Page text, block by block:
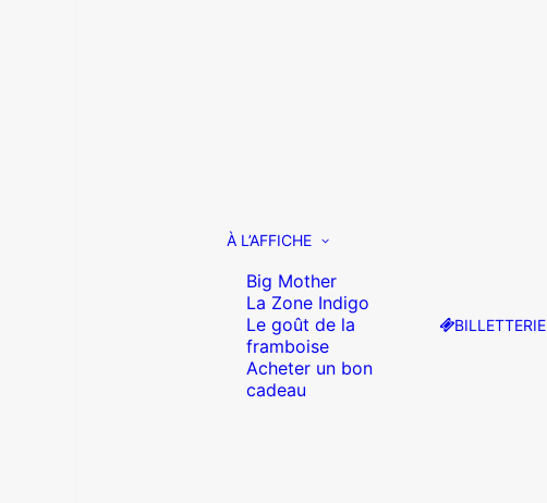
À L’AFFICHE
Big Mother
La Zone Indigo
Le goût de la
framboise
Acheter un bon
cadeau
BILLETTERIE